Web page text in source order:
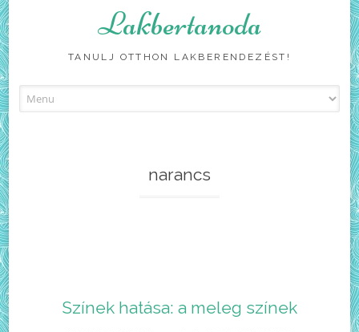
Lakbertanoda
TANULJ OTTHON LAKBERENDEZÉST!
to
narancs
Színek hatása: a meleg színek